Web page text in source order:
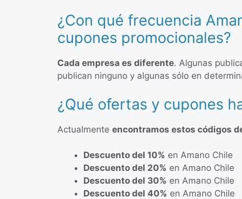
¿Con qué frecuencia
cupones promocionales?
Cada empresa es diferente. Algunas
publican ninguno y algunas sólo en
¿Qué ofertas y cupones
Actualmente encontramos estos códigos
Descuento del 10% en Amano Chile
Descuento del 20% en Amano Chile
Descuento del 30% en Amano Chile
Descuento del 40% en Amano Chile